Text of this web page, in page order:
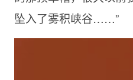
坠入了雾积峡谷……”